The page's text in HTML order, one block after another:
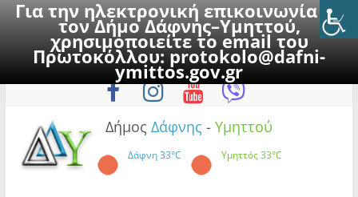
Για την ηλεκτρονική επικοινωνία με
τον Δήμο Δάφνης–Υμηττού,
χρησιμοποιείτε το email του
Πρωτοκόλλου:protokolo@dafni-
ymittos.gov.gr
to
Σάββατο, 8 Αυγούστου 2026
Δήμος Δάφνης - Υμηττού
Δάφνη33°C Υμηττός33°C